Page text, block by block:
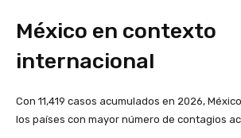
México en contexto
internacional
Con 11,419 casos acumulados en 2026,
los países con mayor número de contagios